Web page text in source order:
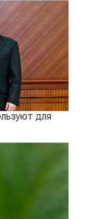
для